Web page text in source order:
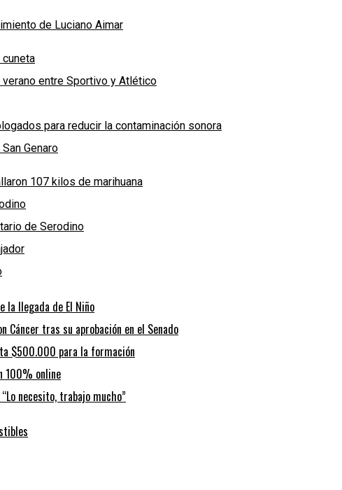
de Luciano Aimar
cuneta
entre Sportivo y Atlético
para reducir la contaminación sonora
Genaro
107 kilos de marihuana
de Serodino
la llegada de El Niño
Cáncer tras su aprobación en el Senado
$500.000 para la formación
100% online
necesito, trabajo mucho”